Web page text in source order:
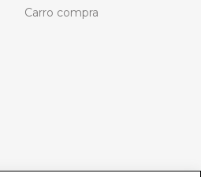
Carro compra